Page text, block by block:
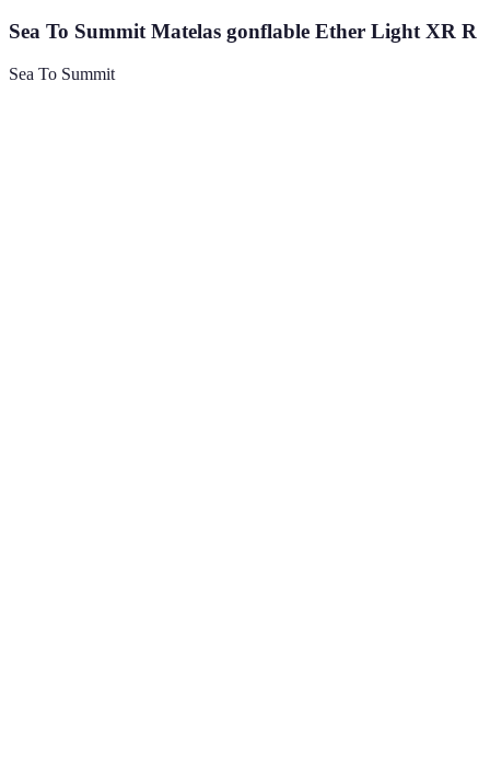
Sea To Summit Matelas gonflable Ether Light XR R
Sea To Summit